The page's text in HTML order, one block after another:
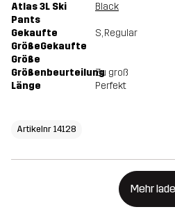
Atlas 3L Ski
Pants
Black
Gekaufte
GrößeGekaufte
Größe
S, Regular
GrößenbeurteilungZu groß
Länge
Perfekt
Artikelnr 14128
Mehr